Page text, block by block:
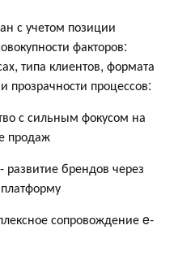
с учетом позиции
факторов:
типа клиентов, формата
прозрачности процессов:
с сильным фокусом на
продаж
брендов через
сопровождение e-